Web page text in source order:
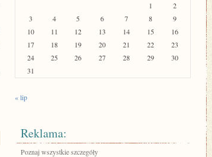
1
2
3
4 5 6 7 8
9
10
11 12 13 14 15
16
17
18 19 20 21 22
23
24
25 26 27 28 29
30
31
« lip
Reklama:
Poznaj wszystkie szczegóły